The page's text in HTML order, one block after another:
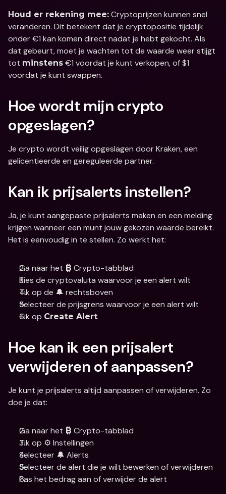
Houd er rekening mee: Cryptoprijzen kunnen snel
veranderen. Dit betekent dat je cryptopositie tijdelijk
onder €1 kan komen direct nadat je hebt gekocht. Als
dat gebeurt, moet je wachten tot de waarde weer stijgt
tot minstens €1 voordat je kunt verkopen, of $1
voordat je kunt swappen.
Hoe wordt mijn crypto
opgeslagen?
Je crypto wordt veilig opgeslagen door Kraken, een
gelicentieerde en gereguleerde partner.
Kan ik prijsalerts instellen?
Ja, je kunt aangepaste prijsalerts maken en een melding
krijgen wanneer een munt jouw gekozen waarde bereikt.
Het is eenvoudig in te stellen. Zo werkt het:
Ga naar het ₿ Crypto-tabblad
Kies de cryptovaluta waarvoor je een alert wilt
Tik op de 🔔 rechtsboven
Selecteer de prijsgrens waarvoor je een alert wilt
Tik op Create Alert
Hoe kan ik een prijsalert
verwijderen of aanpassen?
Je kunt je prijsalerts altijd aanpassen of verwijderen. Zo
doe je dat:
Ga naar het ₿ Crypto-tabblad
Tik op ⚙️ Instellingen
Selecteer 🔔 Alerts
Selecteer de alert die je wilt bewerken of verwijderen
Pas het bedrag aan of verwijder de alert